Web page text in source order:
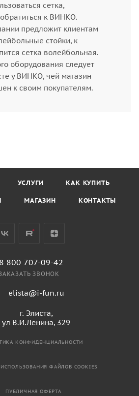
сетка,
к ВИНКО.
предложит клиентам
стойки, к
сетка волейбольная.
оборудования следует
у ВИНКО, чей магазин
к своим покупателям.
УСЛУГИ КАК КУПИТЬ
МАГАЗИН КОНТАКТЫ
8 800 707-09-42
ЗВОНОК
elista@i-fun.ru
г. Элиста,
ул В.И.Ленина, 329
КОНФИДЕНЦИАЛЬНОСТИ
ФАЙЛОВ COOKIES
ПУБЛИЧНАЯ ОФЕРТА